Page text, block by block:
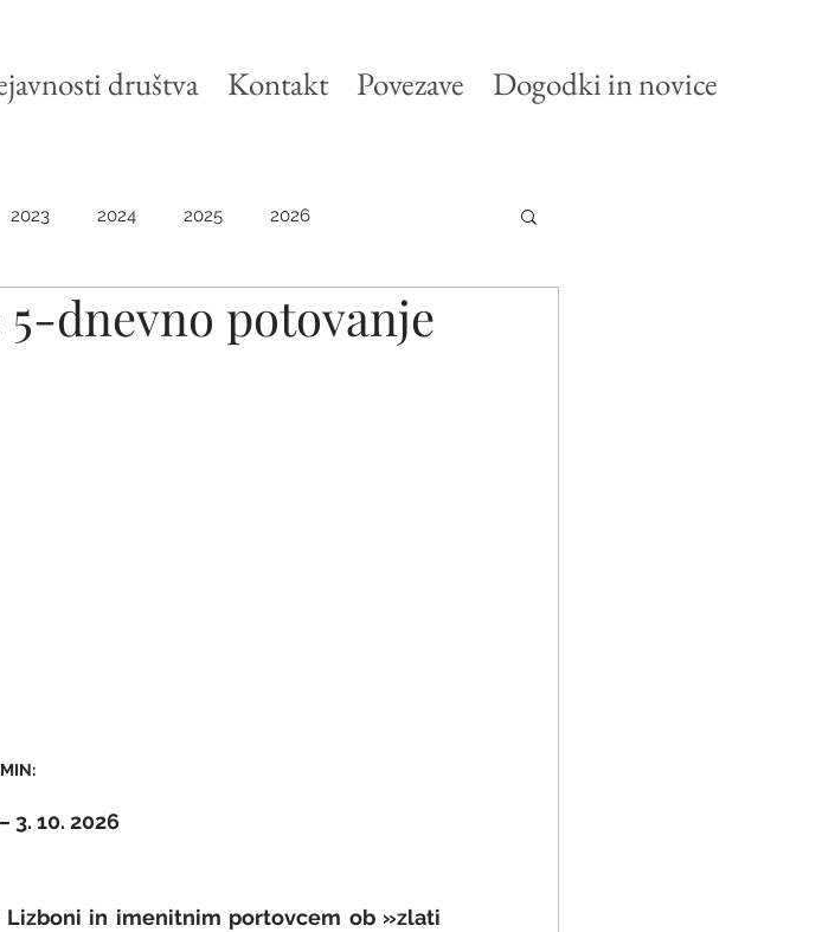
društva Kontakt Povezave Dogodki in novice
2023 2024 2025 2026
dnevno potovanje
3. 10. 2026
in imenitnim portovcem ob »zlati